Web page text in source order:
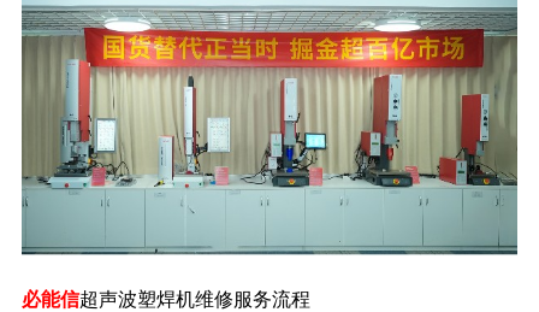
必能信超声波塑焊机维修服务流程